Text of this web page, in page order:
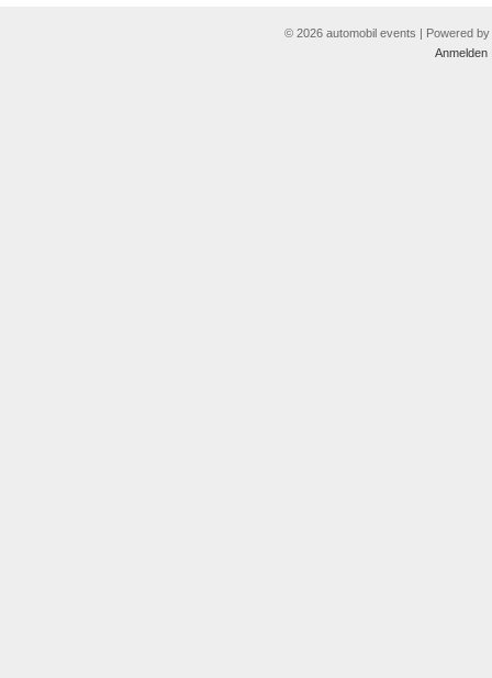
© 2026 automobil events | Powered by
Anmelden|